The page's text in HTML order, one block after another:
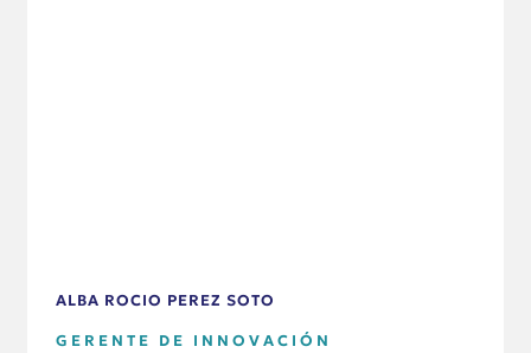
ALBA ROCIO PEREZ SOTO
GERENTE DE INNOVACIÓN